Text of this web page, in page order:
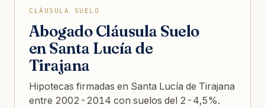
CLÁUSULA SUELO
Abogado Cláusula Suelo
en Santa Lucía de
Tirajana
Hipotecas firmadas en Santa Lucía de Tirajana
entre 2002-2014 con suelos del 2-4,5%.